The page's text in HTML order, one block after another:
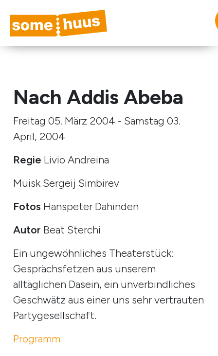
Nach Addis Abeba
Freitag 05. März 2004 - Samstag 03.
April, 2004
Regie Livio Andreina
Muisk Sergeij Simbirev
Fotos Hanspeter Dahinden
Autor Beat Sterchi
Ein ungewöhnliches Theaterstück:
Gesprächsfetzen aus unserem
alltäglichen Dasein, ein unverbindliches
Geschwätz aus einer uns sehr vertrauten
Partygesellschaft.
Programm